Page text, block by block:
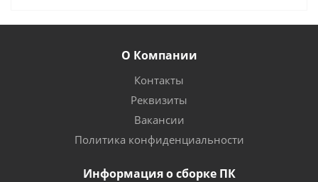
О Компании
Контакты
Реквизиты
Вакансии
Политика конфиденциальности
Информация о сборке ПК